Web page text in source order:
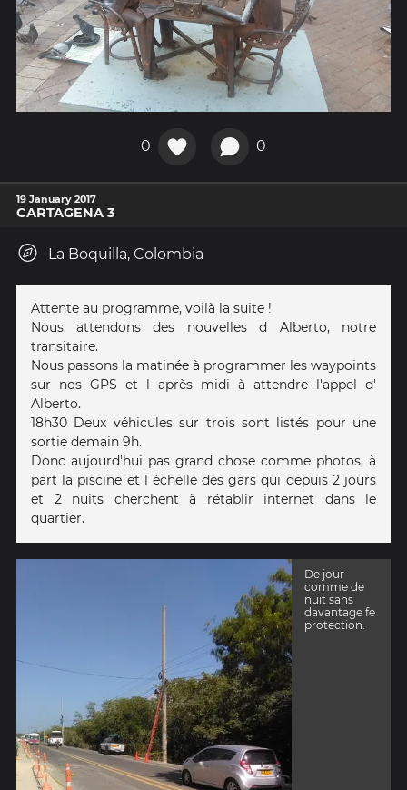
0 0
19 January 2017
CARTAGENA 3
La Boquilla, Colombia
Attente au programme, voilà la suite !
Nous attendons des nouvelles d Alberto, notre
transitaire.
Nous passons la matinée à programmer les waypoints
sur nos GPS et l après midi à attendre l'appel d'
Alberto.
18h30 Deux véhicules sur trois sont listés pour une
sortie demain 9h.
Donc aujourd'hui pas grand chose comme photos, à
part la piscine et l échelle des gars qui depuis 2 jours
et 2 nuits cherchent à rétablir internet dans le
quartier.
De jour
comme de
nuit sans
davantage fe
protection.